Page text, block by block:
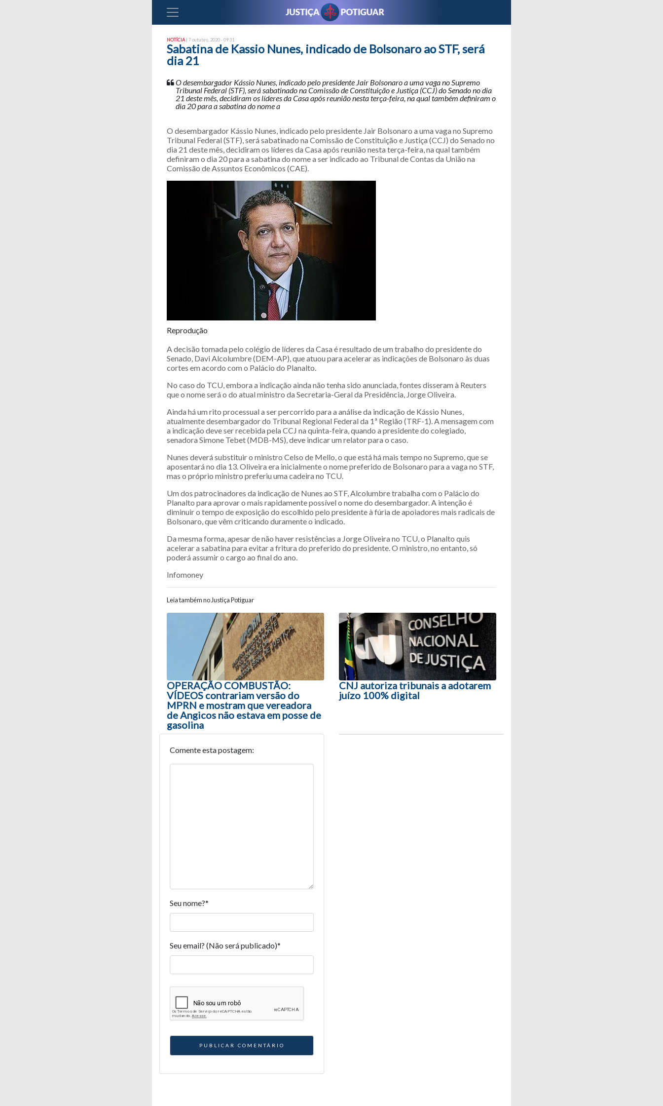
NOTÍCIA | 7 outubro, 2020 - 09:31
Sabatina de Kassio Nunes, indicado de Bolsonaro ao STF, será
dia 21
O desembargador Kássio Nunes, indicado pelo presidente Jair Bolsonaro a uma vaga no Supremo
Tribunal Federal (STF), será sabatinado na Comissão de Constituição e Justiça (CCJ) do Senado no dia
21 deste mês, decidiram os líderes da Casa após reunião nesta terça-feira, na qual também definiram o
dia 20 para a sabatina do nome a
O desembargador Kássio Nunes, indicado pelo presidente Jair Bolsonaro a uma vaga no Supremo
Tribunal Federal (STF), será sabatinado na Comissão de Constituição e Justiça (CCJ) do Senado no
dia 21 deste mês, decidiram os líderes da Casa após reunião nesta terça-feira, na qual também
definiram o dia 20 para a sabatina do nome a ser indicado ao Tribunal de Contas da União na
Comissão de Assuntos Econômicos (CAE).
Reprodução
A decisão tomada pelo colégio de líderes da Casa é resultado de um trabalho do presidente do
Senado, Davi Alcolumbre (DEM-AP), que atuou para acelerar as indicações de Bolsonaro às duas
cortes em acordo com o Palácio do Planalto.
No caso do TCU, embora a indicação ainda não tenha sido anunciada, fontes disseram à Reuters
que o nome será o do atual ministro da Secretaria-Geral da Presidência, Jorge Oliveira.
Ainda há um rito processual a ser percorrido para a análise da indicação de Kássio Nunes,
atualmente desembargador do Tribunal Regional Federal da 1ª Região (TRF-1). A mensagem com
a indicação deve ser recebida pela CCJ na quinta-feira, quando a presidente do colegiado,
senadora Simone Tebet (MDB-MS), deve indicar um relator para o caso.
Nunes deverá substituir o ministro Celso de Mello, o que está há mais tempo no Supremo, que se
aposentará no dia 13. Oliveira era inicialmente o nome preferido de Bolsonaro para a vaga no STF,
mas o próprio ministro preferiu uma cadeira no TCU.
Um dos patrocinadores da indicação de Nunes ao STF, Alcolumbre trabalha com o Palácio do
Planalto para aprovar o mais rapidamente possível o nome do desembargador. A intenção é
diminuir o tempo de exposição do escolhido pelo presidente à fúria de apoiadores mais radicais de
Bolsonaro, que vêm criticando duramente o indicado.
Da mesma forma, apesar de não haver resistências a Jorge Oliveira no TCU, o Planalto quis
acelerar a sabatina para evitar a fritura do preferido do presidente. O ministro, no entanto, só
poderá assumir o cargo ao final do ano.
Infomoney
Leia também no Justiça Potiguar
Navegação entre posts
OPERAÇÃO COMBUSTÃO:
VÍDEOS contrariam versão do
MPRN e mostram que vereadora
de Angicos não estava em posse de
gasolina
CNJ autoriza tribunais a adotarem
juízo 100% digital
Comente esta postagem:
Seu nome?*
Seu email? (Não será publicado)*